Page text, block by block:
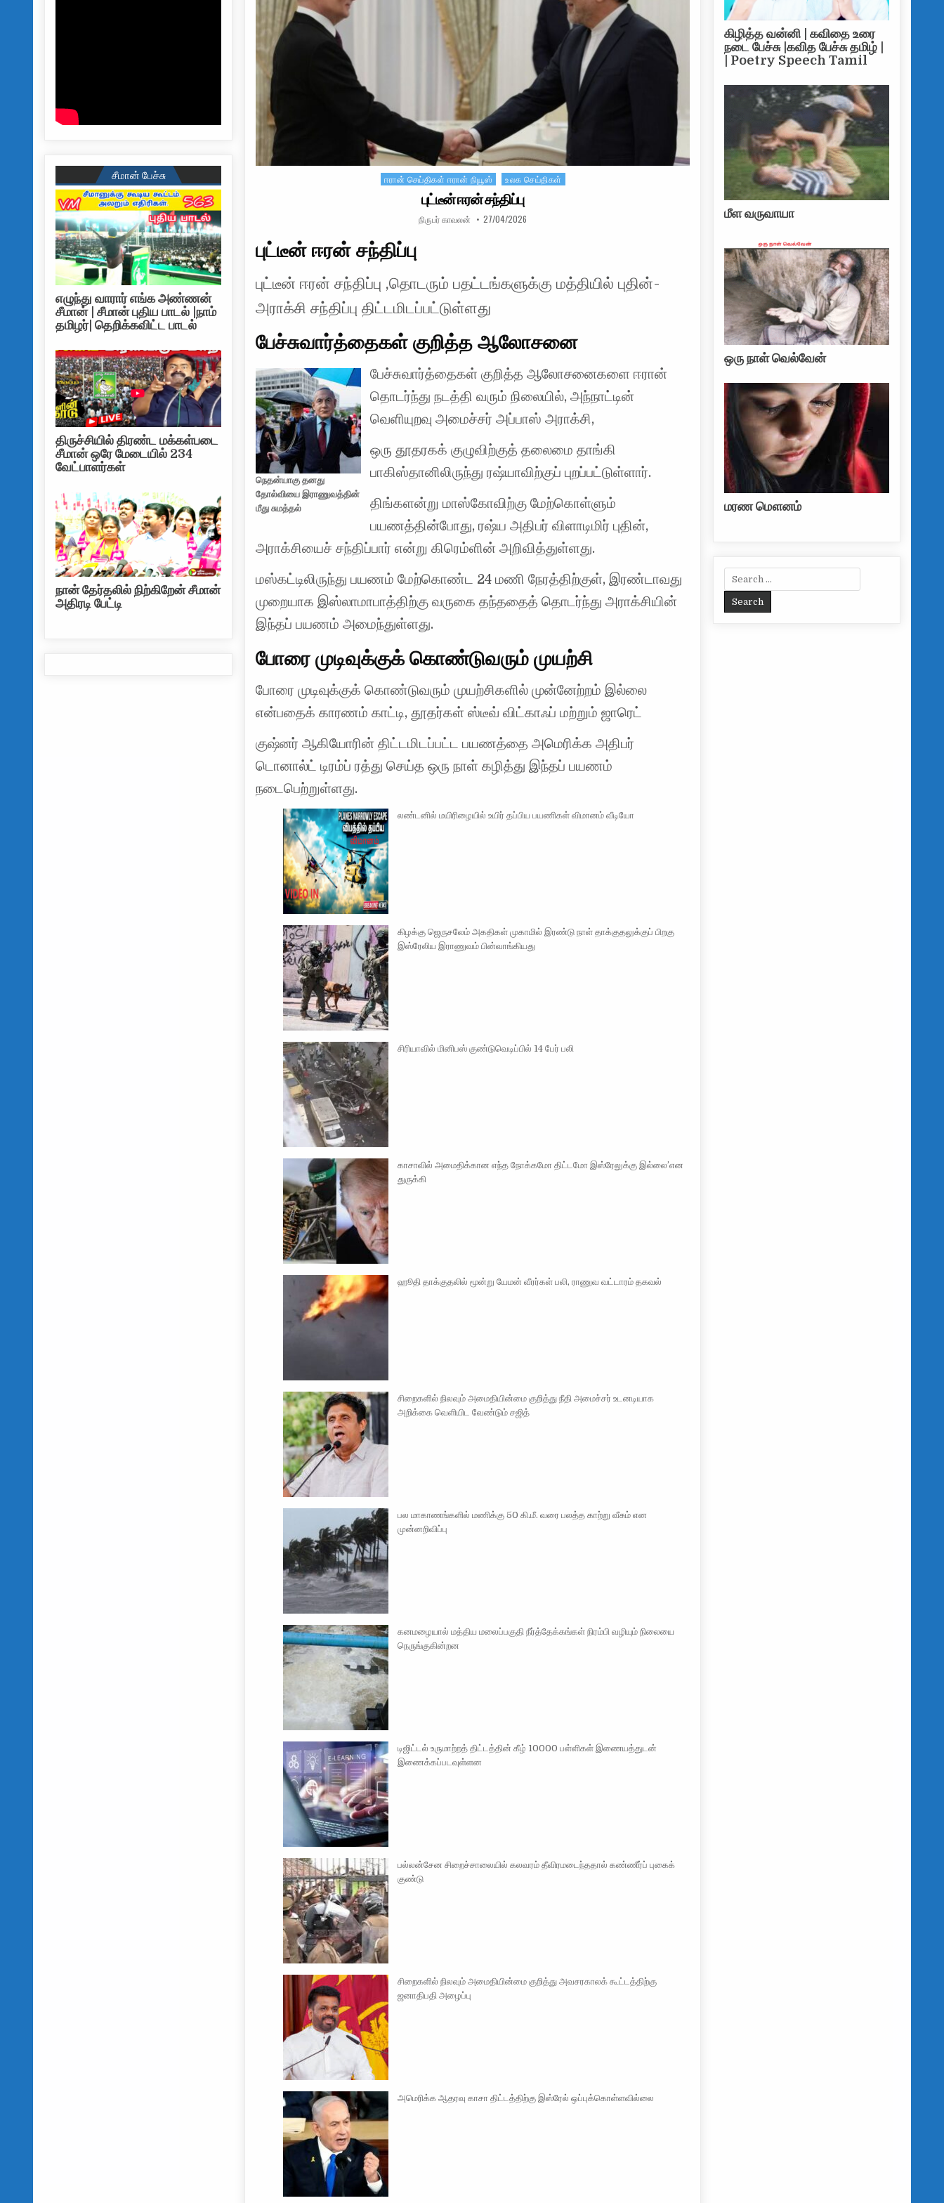
Posted in
ஈரான் செய்திகள் ஈரான் நியூஸ் உலக செய்திகள்
புட்டீன் ஈரன் சந்திப்பு
AUTHOR:
நிருபர் காவலன் PUBLISHED DATE:
27/04/2026
புட்டீன் ஈரன் சந்திப்பு
புட்டீன் ஈரன் சந்திப்பு ,தொடரும் பதட்டங்களுக்கு மத்தியில் புதின்-
அராக்சி சந்திப்பு திட்டமிடப்பட்டுள்ளது
பேச்சுவார்த்தைகள் குறித்த ஆலோசனை
நெதன்யாகு தனது
தோல்வியை இராணுவத்தின்
மீது சுமத்தல்
பேச்சுவார்த்தைகள் குறித்த ஆலோசனைகளை ஈரான்
தொடர்ந்து நடத்தி வரும் நிலையில், அந்நாட்டின்
வெளியுறவு அமைச்சர் அப்பாஸ் அராக்சி,
ஒரு தூதரகக் குழுவிற்குத் தலைமை தாங்கி
பாகிஸ்தானிலிருந்து ரஷ்யாவிற்குப் புறப்பட்டுள்ளார்.
திங்களன்று மாஸ்கோவிற்கு மேற்கொள்ளும்
பயணத்தின்போது, ​​ரஷ்ய அதிபர் விளாடிமிர் புதின்,
அராக்சியைச் சந்திப்பார் என்று கிரெம்ளின் அறிவித்துள்ளது.
மஸ்கட்டிலிருந்து பயணம் மேற்கொண்ட 24 மணி நேரத்திற்குள், இரண்டாவது
முறையாக இஸ்லாமாபாத்திற்கு வருகை தந்ததைத் தொடர்ந்து அராக்சியின்
இந்தப் பயணம் அமைந்துள்ளது.
போரை முடிவுக்குக் கொண்டுவரும் முயற்சி
போரை முடிவுக்குக் கொண்டுவரும் முயற்சிகளில் முன்னேற்றம் இல்லை
என்பதைக் காரணம் காட்டி, தூதர்கள் ஸ்டீவ் விட்காஃப் மற்றும் ஜாரெட்
குஷ்னர் ஆகியோரின் திட்டமிடப்பட்ட பயணத்தை அமெரிக்க அதிபர்
டொனால்ட் டிரம்ப் ரத்து செய்த ஒரு நாள் கழித்து இந்தப் பயணம்
நடைபெற்றுள்ளது.
லண்டனில் மயிரிழையில் உயிர் தப்பிய பயணிகள் விமானம் வீடியோ
கிழக்கு ஜெருசலேம் அகதிகள் முகாமில் இரண்டு நாள் தாக்குதலுக்குப் பிறகு
இஸ்ரேலிய இராணுவம் பின்வாங்கியது
சிரியாவில் மினிபஸ் குண்டுவெடிப்பில் 14 பேர் பலி
காசாவில் அமைதிக்கான எந்த நோக்கமோ திட்டமோ இஸ்ரேலுக்கு இல்லை’என
துருக்கி
ஹூதி தாக்குதலில் மூன்று யேமன் வீரர்கள் பலி, ராணுவ வட்டாரம் தகவல்
சிறைகளில் நிலவும் அமைதியின்மை குறித்து நீதி அமைச்சர் உடனடியாக
அறிக்கை வெளியிட வேண்டும் சஜித்
பல மாகாணங்களில் மணிக்கு 50 கி.மீ. வரை பலத்த காற்று வீசும் என
முன்னறிவிப்பு
கனமழையால் மத்திய மலைப்பகுதி நீர்த்தேக்கங்கள் நிரம்பி வழியும் நிலையை
நெருங்குகின்றன
டிஜிட்டல் உருமாற்றத் திட்டத்தின் கீழ் 10000 பள்ளிகள் இணையத்துடன்
இணைக்கப்படவுள்ளன
பல்லன்சேன சிறைச்சாலையில் கலவரம் தீவிரமடைந்ததால் கண்ணீர்ப் புகைக்
குண்டு
சிறைகளில் நிலவும் அமைதியின்மை குறித்து அவசரகாலக் கூட்டத்திற்கு
ஜனாதிபதி அழைப்பு
அமெரிக்க ஆதரவு காசா திட்டத்திற்கு இஸ்ரேல் ஒப்புக்கொள்ளவில்லை
சீமான் பேச்சு
எழுந்து வாரார் எங்க அண்ணன்
சீமான் | சீமான் புதிய பாடல் |நாம்
தமிழர்| தெறிக்கவிட்ட பாடல்
திருச்சியில் திரண்ட மக்கள்படை
சீமான் ஒரே மேடையில் 234
வேட்பாளர்கள்
நான் தேர்தலில் நிற்கிறேன் சீமான்
அதிரடி பேட்டி
கிழித்த வன்னி | கவிதை உரை
நடை பேச்சு |கவித பேச்சு தமிழ் |
| Poetry Speech Tamil
மீள வருவாயா
ஒரு நாள் வெல்வேன்
மரண மௌனம்
Search for: